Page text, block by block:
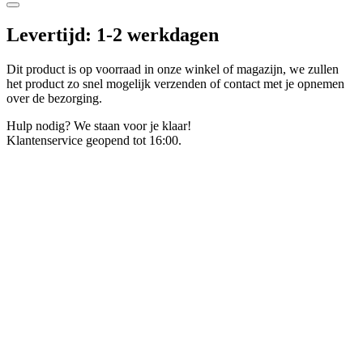
Levertijd: 1-2 werkdagen
Dit product is op voorraad in onze winkel of magazijn, we zullen
het product zo snel mogelijk verzenden of contact met je opnemen
over de bezorging.
Hulp nodig? We staan voor je klaar!
Klantenservice geopend tot 16:00.